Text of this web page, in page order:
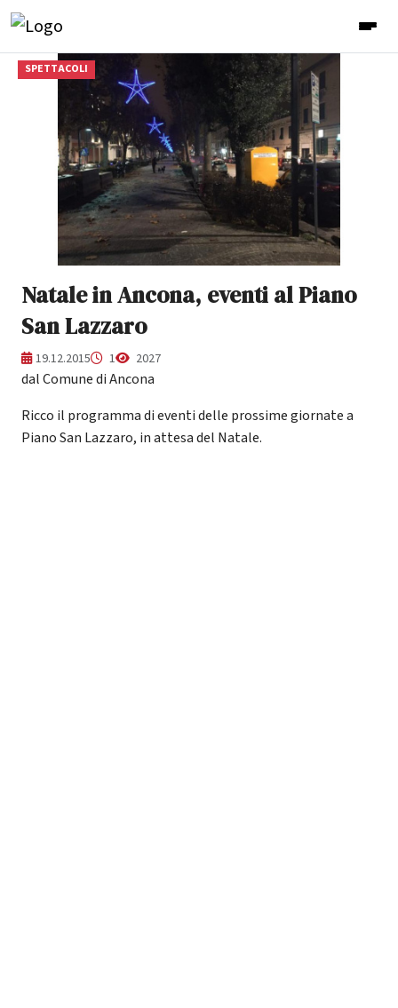
SPETTACOLI
Natale in Ancona, eventi al Piano
San Lazzaro
19.12.2015 1 2027
dal Comune di Ancona
Ricco il programma di eventi delle prossime giornate a
Piano San Lazzaro, in attesa del Natale.